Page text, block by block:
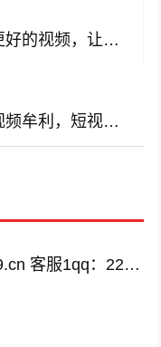
短短视频拍摄 :怎么样才能拍更好的视频，让更多人关注你？
原创短视频出售 :搬运原创短视频牟利，短视频知识产权如何得以保障？
自助下单平台：www.tulingwb99.cn 客服1qq：2221028208 客服2qq：2221028208